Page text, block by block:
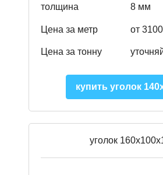
толщина 8 мм
Цена за метр от
Цена за тонну
купить уголок
уголок